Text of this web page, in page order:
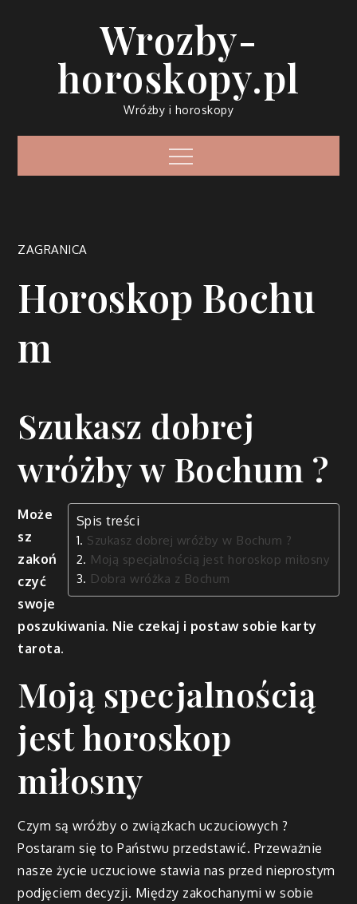
Wrozby-
horoskopy.pl
Wróżby i horoskopy
Menu
ZAGRANICA
Horoskop Bochu
m
Szukasz dobrej
wróżby w Bochum ?
Spis treści
Szukasz dobrej wróżby w Bochum ?
Moją specjalnością jest horoskop miłosny
Dobra wróżka z Bochum
Może
sz
zakoń
czyć
swoje
poszukiwania. Nie czekaj i postaw sobie karty
tarota.
Moją specjalnością
jest horoskop
miłosny
Czym są wróżby o związkach uczuciowych ?
Postaram się to Państwu przedstawić. Przeważnie
nasze życie uczuciowe stawia nas przed nieprostym
podjęciem decyzji. Między zakochanymi w sobie